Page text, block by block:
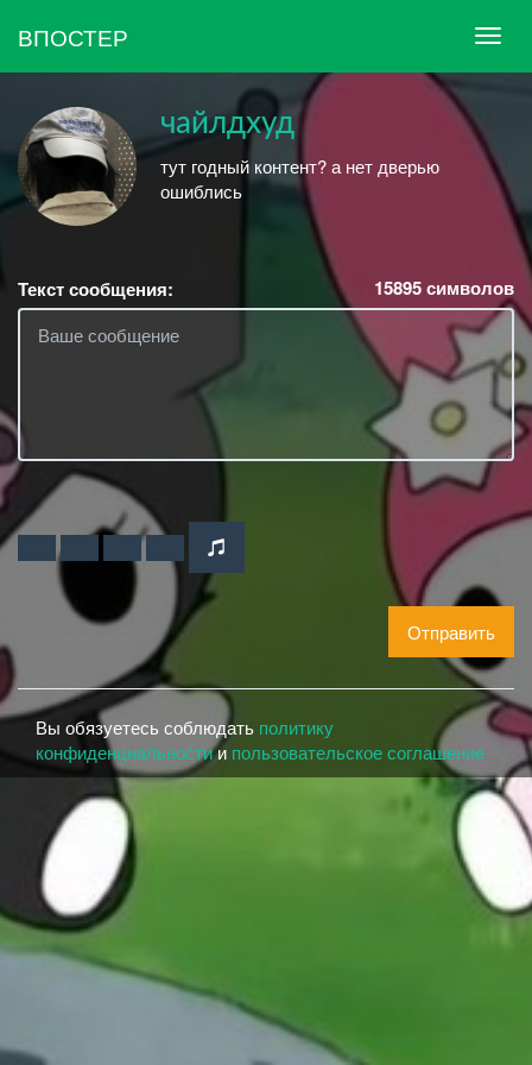
ВПОСТЕР
чайлдхуд
тут годный контент? а нет дверью
ошиблись
Текст сообщения: 15895символов
Отправить
Вы обязуетесь соблюдать политику
конфиденциальностии пользовательское соглашение